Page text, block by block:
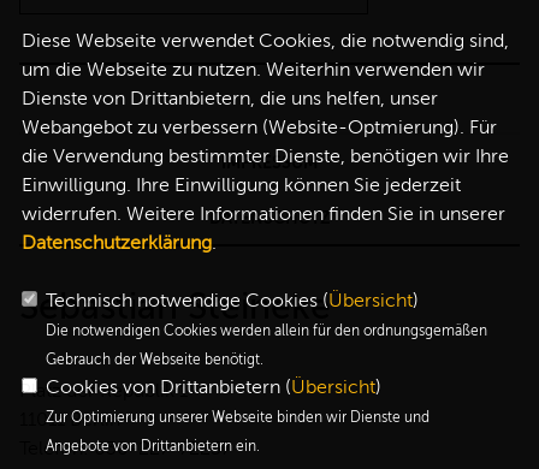
IMPRESSUM
DATENSCHUTZ
Sebastian Steineke
Platz der Republik 1
11011 Berlin
Telefon: 030-227-72257
Diese Webseite verwendet Cookies, die notwendig sind,
um die Webseite zu nutzen. Weiterhin verwenden wir
Dienste von Drittanbietern, die uns helfen, unser
Webangebot zu verbessern (Website-Optmierung). Für
die Verwendung bestimmter Dienste, benötigen wir Ihre
Einwilligung. Ihre Einwilligung können Sie jederzeit
widerrufen. Weitere Informationen finden Sie in unserer
Datenschutzerklärung.
Technisch notwendige Cookies (Übersicht)
Die notwendigen Cookies werden allein für den ordnungsgemäßen
Gebrauch der Webseite benötigt.
Cookies von Drittanbietern (Übersicht)
Zur Optimierung unserer Webseite binden wir Dienste und
Angebote von Drittanbietern ein.